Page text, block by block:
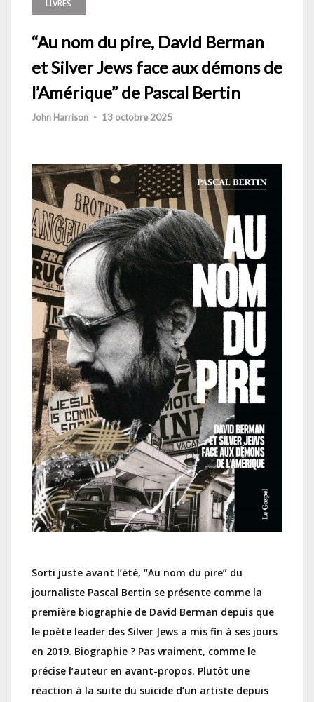
LIVRES
“Au nom du pire, David Berman
et Silver Jews face aux démons de
l’Amérique” de Pascal Bertin
John Harrison - 13 octobre 2025
Sorti juste avant l’été, “Au nom du pire” du
journaliste Pascal Bertin se présente comme la
première biographie de David Berman depuis que
le poète leader des Silver Jews a mis fin à ses jours
en 2019. Biographie ? Pas vraiment, comme le
précise l’auteur en avant-propos. Plutôt une
réaction à la suite du suicide d’un artiste depuis